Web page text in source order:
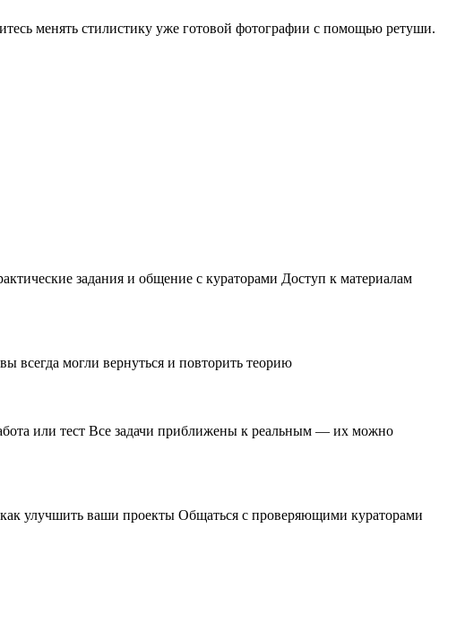
менять стилистику уже готовой фотографии с помощью ретуши.
задания и общение с кураторами Доступ к материалам
всегда могли вернуться и повторить теорию
или тест Все задачи приближены к реальным — их можно
улучшить ваши проекты Общаться с проверяющими кураторами